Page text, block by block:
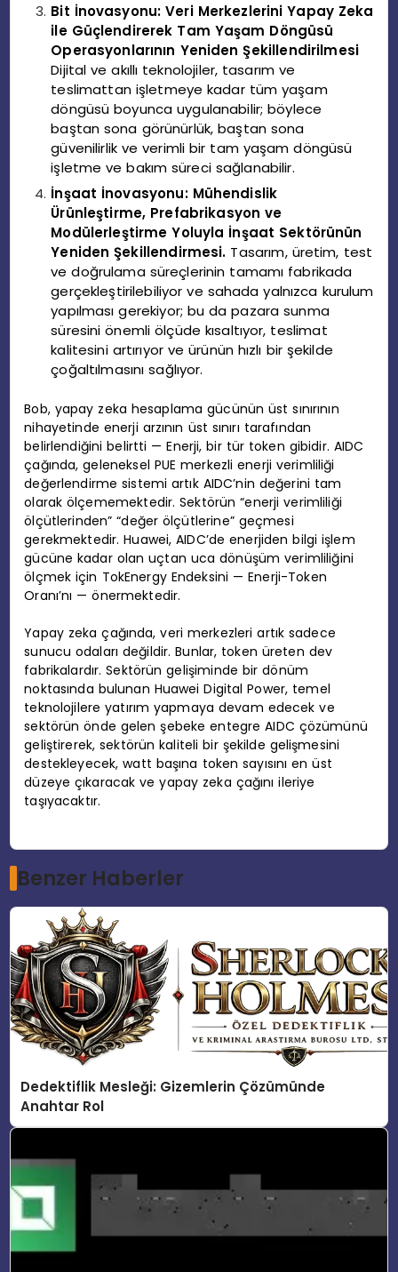
Bit İnovasyonu: Veri Merkezlerini Yapay Zeka
ile Güçlendirerek Tam Yaşam Döngüsü
Operasyonlarının Yeniden Şekillendirilmesi
Dijital ve akıllı teknolojiler, tasarım ve
teslimattan işletmeye kadar tüm yaşam
döngüsü boyunca uygulanabilir; böylece
baştan sona görünürlük, baştan sona
güvenilirlik ve verimli bir tam yaşam döngüsü
işletme ve bakım süreci sağlanabilir.
İnşaat İnovasyonu: Mühendislik
Ürünleştirme, Prefabrikasyon ve
Modülerleştirme Yoluyla İnşaat Sektörünün
Yeniden Şekillendirmesi. Tasarım, üretim, test
ve doğrulama süreçlerinin tamamı fabrikada
gerçekleştirilebiliyor ve sahada yalnızca kurulum
yapılması gerekiyor; bu da pazara sunma
süresini önemli ölçüde kısaltıyor, teslimat
kalitesini artırıyor ve ürünün hızlı bir şekilde
çoğaltılmasını sağlıyor.
Bob, yapay zeka hesaplama gücünün üst sınırının
nihayetinde enerji arzının üst sınırı tarafından
belirlendiğini belirtti — Enerji, bir tür token gibidir. AIDC
çağında, geleneksel PUE merkezli enerji verimliliği
değerlendirme sistemi artık AIDC’nin değerini tam
olarak ölçememektedir. Sektörün “enerji verimliliği
ölçütlerinden” “değer ölçütlerine” geçmesi
gerekmektedir. Huawei, AIDC’de enerjiden bilgi işlem
gücüne kadar olan uçtan uca dönüşüm verimliliğini
ölçmek için TokEnergy Endeksini — Enerji-Token
Oranı’nı — önermektedir.
Yapay zeka çağında, veri merkezleri artık sadece
sunucu odaları değildir. Bunlar, token üreten dev
fabrikalardır. Sektörün gelişiminde bir dönüm
noktasında bulunan Huawei Digital Power, temel
teknolojilere yatırım yapmaya devam edecek ve
sektörün önde gelen şebeke entegre AIDC çözümünü
geliştirerek, sektörün kaliteli bir şekilde gelişmesini
destekleyecek, watt başına token sayısını en üst
düzeye çıkaracak ve yapay zeka çağını ileriye
taşıyacaktır.
Benzer Haberler
Dedektiflik Mesleği: Gizemlerin Çözümünde
Anahtar Rol